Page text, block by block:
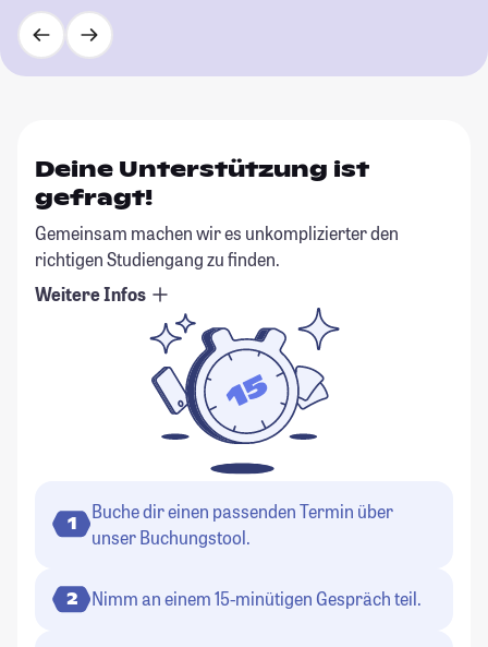
Deine Unterstützung ist
gefragt!
Gemeinsam machen wir es unkomplizierter den
richtigen Studiengang zu finden.
Weitere Infos
1
Buche dir einen passenden Termin über
unser Buchungstool.
2 Nimm an einem 15-minütigen Gespräch teil.